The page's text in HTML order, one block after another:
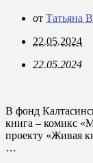
от Татьяна
22.05.2024
22.05.2024
В фонд
книга – комикс
проекту «Живая
…